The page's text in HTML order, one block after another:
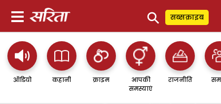
⚲ सब्सक्राइब
ऑडियो कहानी क्राइम
आपकी
समस्याएं
राजनीति